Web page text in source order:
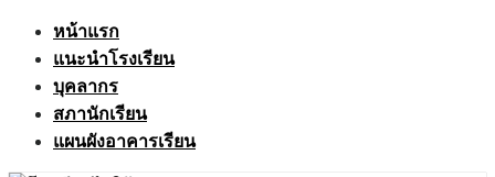
Skip
content
หน้าแรก
แนะนำโรงเรียน
บุคลากร
สภานักเรียน
แผนผังอาคารเรียน